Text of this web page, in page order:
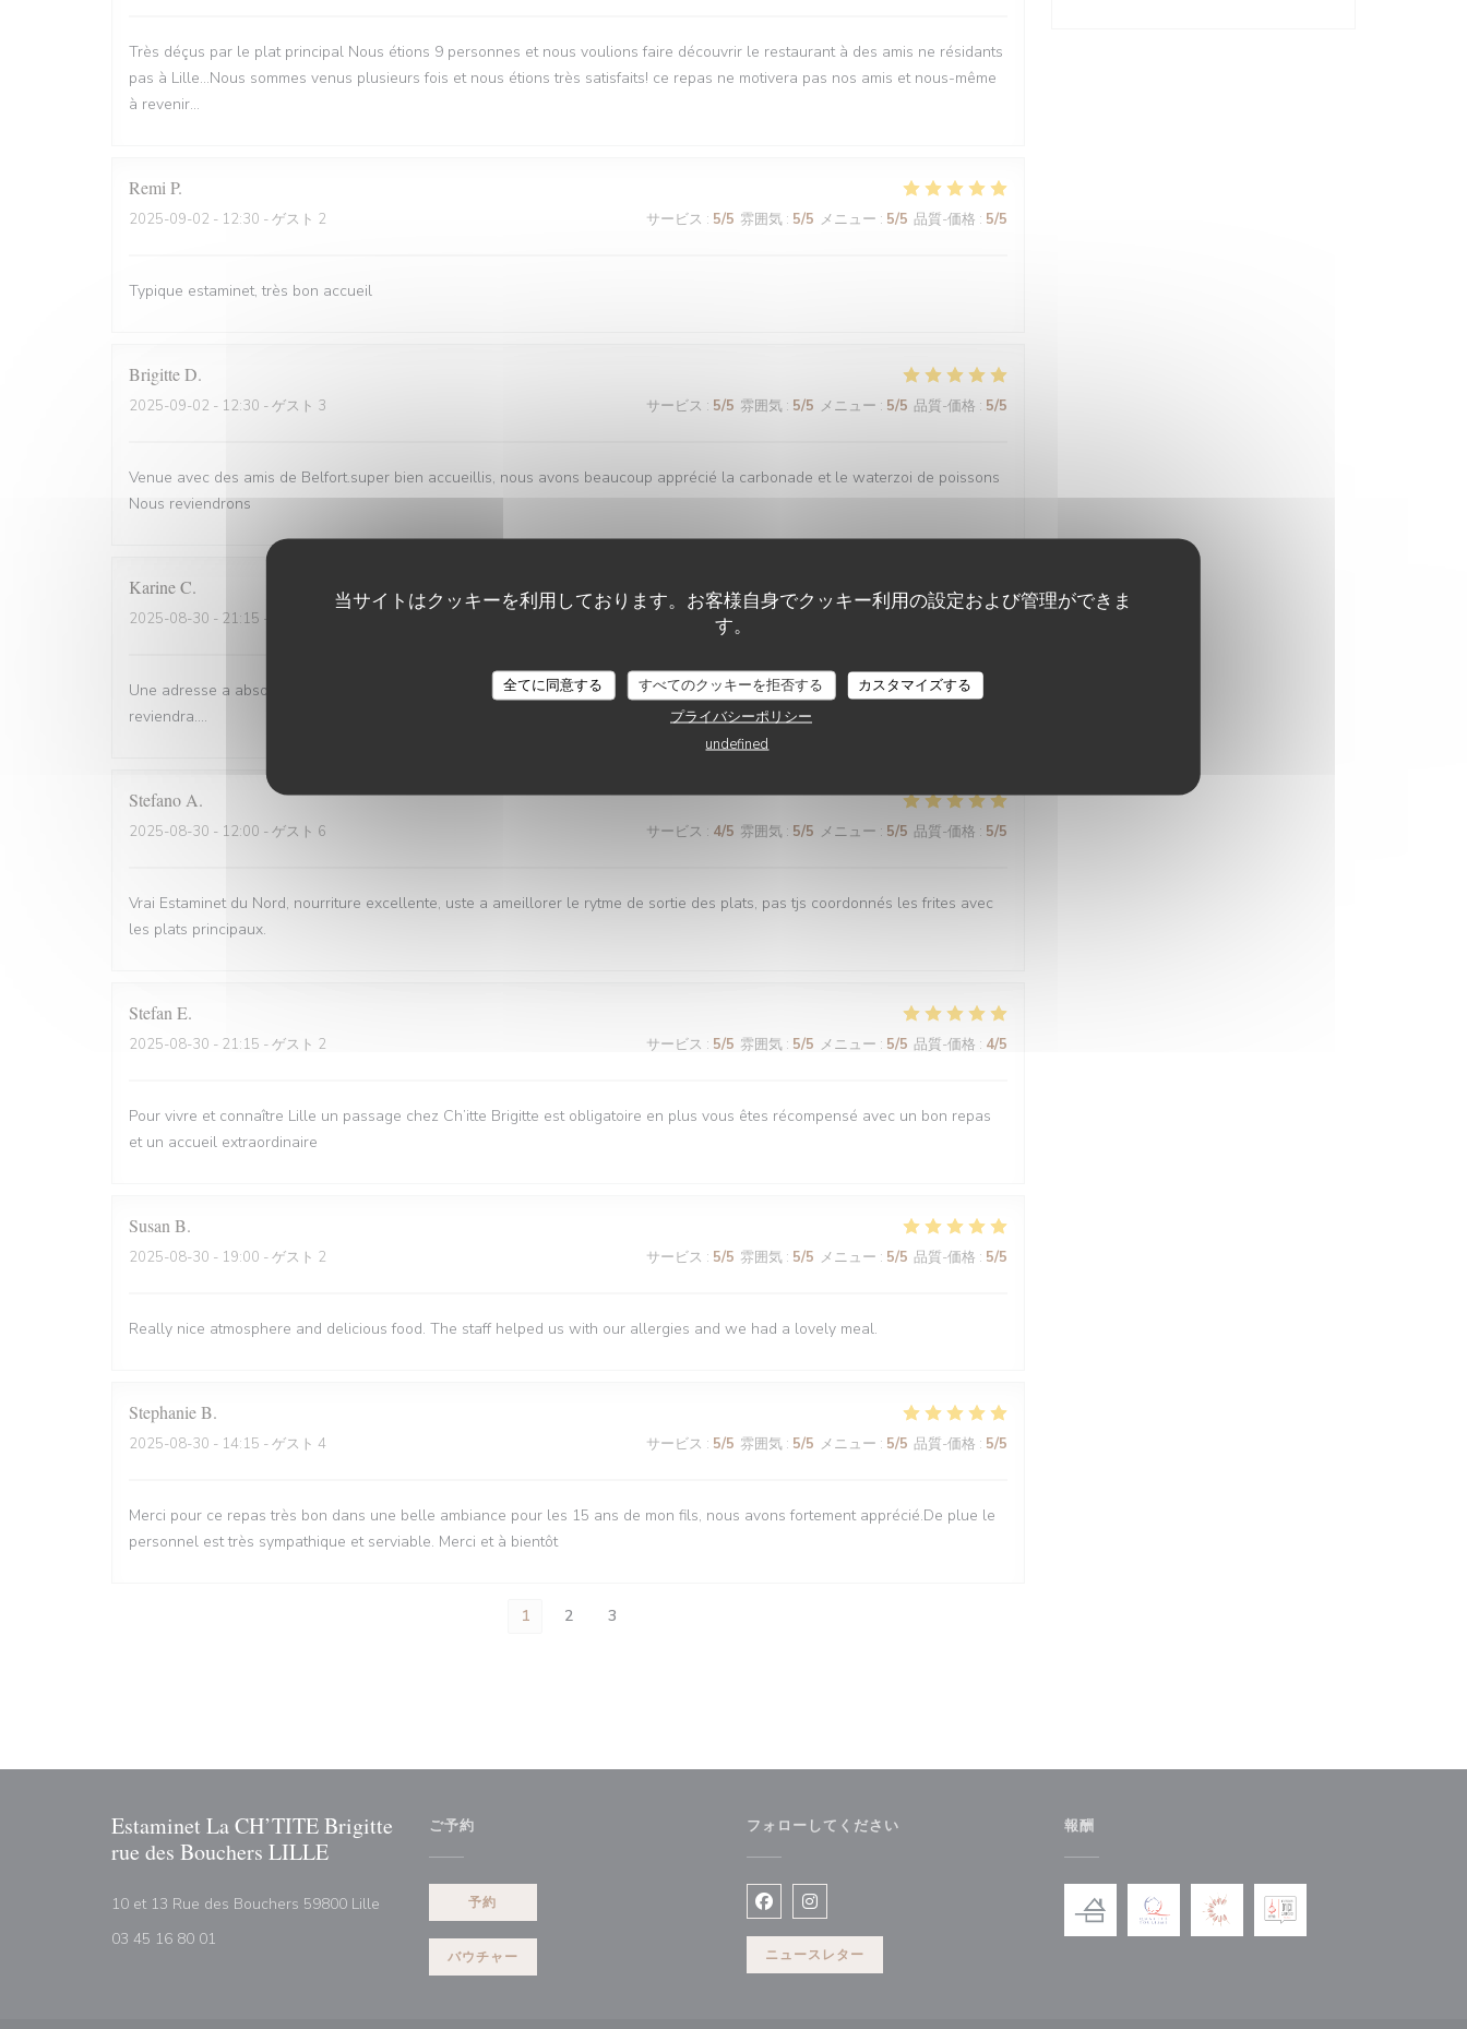
当サイトはクッキーを利用しております。お客様自身でクッキー利用の設定および管理ができま
す。
全てに同意する すべてのクッキーを拒否する
カスタマイズする
プライバシーポリシー
undefined
Très déçus par le plat principal Nous étions 9 personnes et nous voulions faire découvrir le restaurant à des amis ne résidants
pas à Lille...Nous sommes venus plusieurs fois et nous étions très satisfaits! ce repas ne motivera pas nos amis et nous-même
à revenir...
Remi P
2025-09-02 - 12:30 - ゲスト 2 サービス : 5/5 雰囲気 : 5/5 メニュー : 5/5 品質-価格 : 5/5
Typique estaminet, très bon accueil
BrigitteD
2025-09-02 - 12:30 - ゲスト 3 サービス : 5/5 雰囲気 : 5/5 メニュー : 5/5 品質-価格 : 5/5
Venue avec des amis de Belfort.super bien accueillis, nous avons beaucoup apprécié la carbonade et le waterzoi de poissons
Nous reviendrons
KarineC
2025-08-30 - 21:15 - ゲスト 4 5/5
Une adresse a absolument découvrir ! Une ambiance,des plats tous délicieux,un personnel attentionné et réactif !! On
reviendra....
Stefano A
2025-08-30 - 12:00 - ゲスト 6 サービス : 4/5 雰囲気 : 5/5 メニュー : 5/5 品質-価格 : 5/5
Vrai Estaminet du Nord, nourriture excellente, uste a ameillorer le rytme de sortie des plats, pas tjs coordonnés les frites avec
les plats principaux.
Stefan E
2025-08-30 - 21:15 - ゲスト 2 サービス : 5/5 雰囲気 : 5/5 メニュー : 5/5 品質-価格 : 4/5
Pour vivre et connaître Lille un passage chez Ch’itte Brigitte est obligatoire en plus vous êtes récompensé avec un bon repas
et un accueil extraordinaire
Susan B
2025-08-30 - 19:00 - ゲスト 2 サービス : 5/5 雰囲気 : 5/5 メニュー : 5/5 品質-価格 : 5/5
Really nice atmosphere and delicious food. The staff helped us with our allergies and we had a lovely meal.
StephanieB
2025-08-30 - 14:15 - ゲスト 4 サービス : 5/5 雰囲気 : 5/5 メニュー : 5/5 品質-価格 : 5/5
Merci pour ce repas très bon dans une belle ambiance pour les 15 ans de mon fils, nous avons fortement apprécié.De plue le
personnel est très sympathique et serviable. Merci et à bientôt
1 2 3
Estaminet La CH’TITE Brigitte
rue des Bouchers LILLE
10 et 13 Rue des Bouchers 59800 Lille ((新しいウィンドウで開きます))
03 45 16 80 01
ご予約
予約
バウチャー
フォローしてください
Facebook ((新しいウィンドウで開きます))
Instagram ((新しいウィンドウで開きます))
ニュースレター
報酬